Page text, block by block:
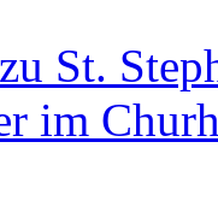
St.
im